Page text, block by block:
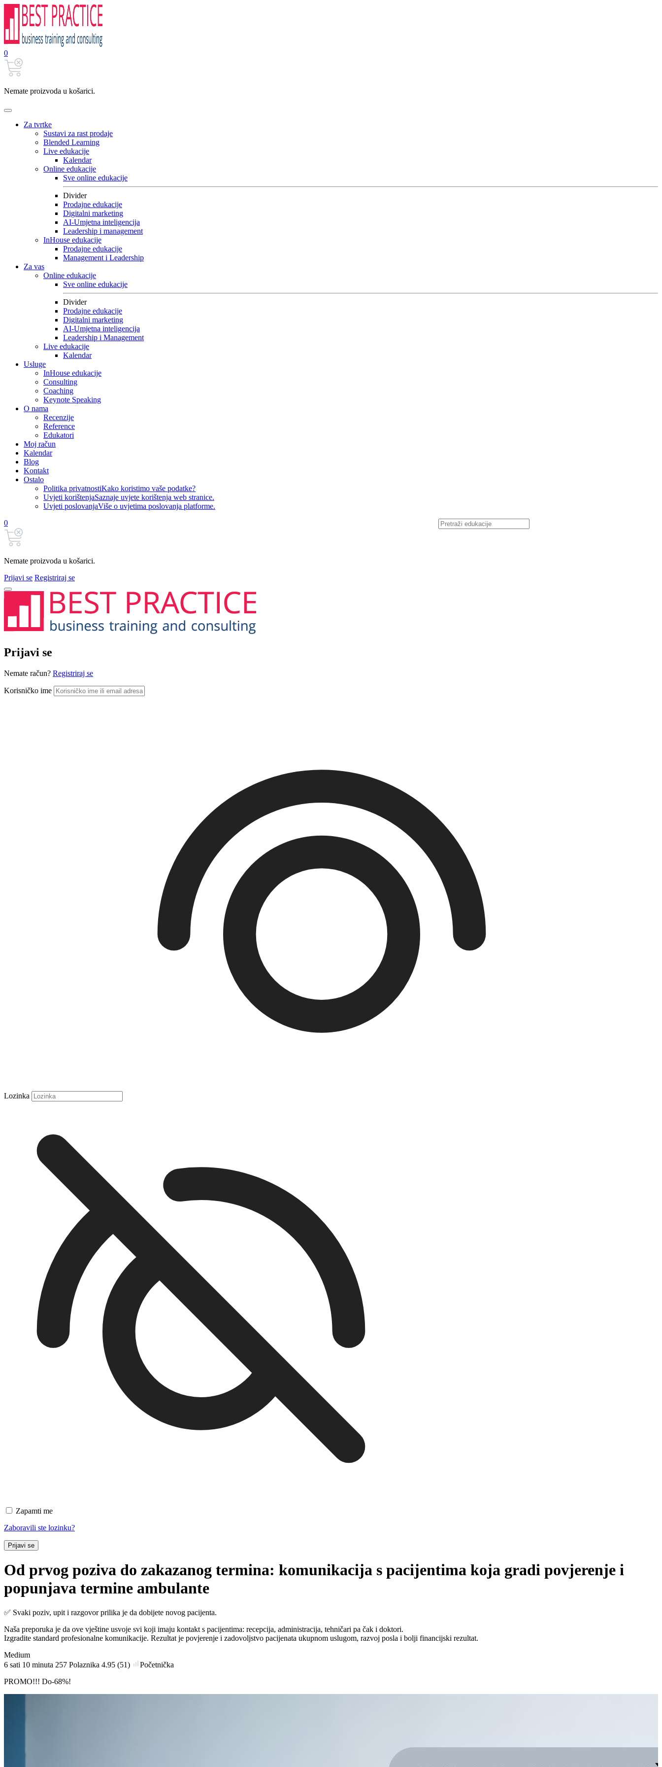
0
Nemate proizvoda u košarici.
Za tvrtke
Sustavi za rast prodaje
Blended Learning
Live edukacije
Kalendar
Online edukacije
Sve online edukacije
Divider
Prodajne edukacije
Digitalni marketing
AI-Umjetna inteligencija
Leadership i management
InHouse edukacije
Prodajne edukacije
Management i Leadership
Za vas
Online edukacije
Sve online edukacije
Divider
Prodajne edukacije
Digitalni marketing
AI-Umjetna inteligencija
Leadership i Management
Live edukacije
Kalendar
Usluge
InHouse edukacije
Consulting
Coaching
Keynote Speaking
O nama
Recenzije
Reference
Edukatori
Moj račun
Kalendar
Blog
Kontakt
Ostalo
Politika privatnostiKako koristimo vaše podatke?
Uvjeti korištenjaSaznaje uvjete korištenja web stranice.
Uvjeti poslovanjaViše o uvjetima poslovanja platforme.
0
Nemate proizvoda u košarici.
Prijavi se Registriraj se
Prijavi se
Nemate račun? Registriraj se
Korisničko ime
Lozinka
Zapamti me
Zaboravili ste lozinku?
Prijavi se
Od prvog poziva do zakazanog termina: komunikacija s pacijentima koja gradi povjerenje i
popunjava termine ambulante
✅ Svaki poziv, upit i razgovor prilika je da dobijete novog pacijenta.
Naša preporuka je da ove vještine usvoje svi koji imaju kontakt s pacijentima: recepcija, administracija, tehničari pa čak i doktori.
Izgradite standard profesionalne komunikacije. Rezultat je povjerenje i zadovoljstvo pacijenata ukupnom uslugom, razvoj posla i bolji financijski rezultat.
Medium
6 sati 10 minuta 257 Polaznika 4.95 (51)
Početnička
PROMO!!! Do-68%!